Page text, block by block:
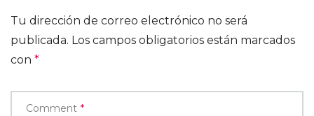
Tu dirección de correo electrónico no será
publicada. Los campos obligatorios están marcados
con *
Comment *